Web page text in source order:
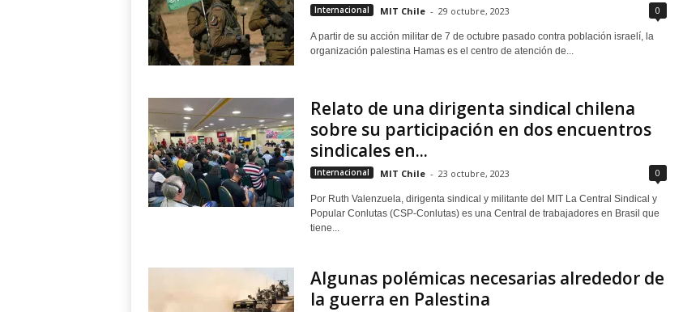
Internacional MIT Chile - 29 octubre, 2023 0
A partir de su acción militar de 7 de octubre pasado contra población israelí, la
organización palestina Hamas es el centro de atención de...
Relato de una dirigenta sindical chilena
sobre su participación en dos encuentros
sindicales en...
Internacional MIT Chile - 23 octubre, 2023 0
Por Ruth Valenzuela, dirigenta sindical y militante del MIT La Central Sindical y
Popular Conlutas (CSP-Conlutas) es una Central de trabajadores en Brasil que
tiene...
Algunas polémicas necesarias alrededor de
la guerra en Palestina